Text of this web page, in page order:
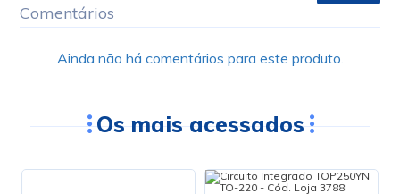
Comentários
Ainda não há comentários para este produto.
Os mais acessados